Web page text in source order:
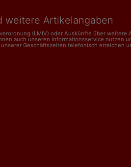
weitere Artikelangaben
(LMIV) oder Auskünfte über
auch unseren Informationsservice nutzen
Geschäftszeiten telefonisch